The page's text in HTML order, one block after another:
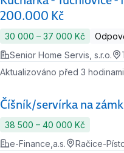
200.000 Kč
30 000 ‍–‍ 37 000 Kč
Senior Home Servis, s.r.o.
Číšník/servírka na
Aktualizováno před 3 hodinami
38 500 ‍–‍ 40 000 Kč
e-Finance,a.s.
Račice-